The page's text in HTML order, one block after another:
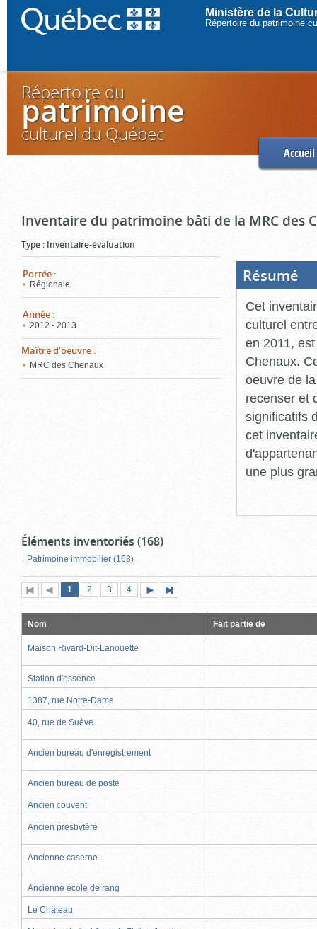
Ministère de la
Répertoire du patrimoine
Répertoire du
patrimoine
culturel du Québec
Accueil
Inventaire du patrimoine bâti de la MRC des
Type : Inventaire-évaluation
Portée :
Régionale
Année :
2012 - 2013
Maître d'oeuvre :
MRC des Chenaux
Résumé
Cet
culturel
en 2011,
Chenaux.
oeuvre de
recenser et
significatifs
cet
une plus
Éléments inventoriés (168)
Patrimoine immobilier (168)
Première
page
Page
précédente
Page
1 (page
actuelle)
Page
2 Page
3 Page
4
suivante
page
Nom Fait partie de
Maison Rivard-Dit-Lanouette
Station d'essence
1387, rue Notre-Dame
40, rue de Suève
Ancien bureau d'enregistrement
Ancien bureau de poste
Ancien couvent
Ancien presbytère
Ancienne caserne
Ancienne école de rang
Le Château